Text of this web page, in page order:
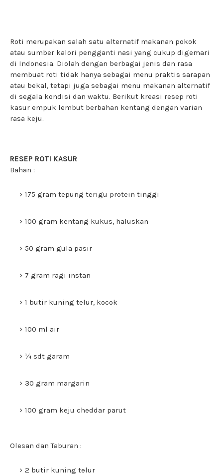
Roti merupakan salah satu alternatif makanan pokok
atau sumber kalori pengganti nasi yang cukup digemari
di Indonesia. Diolah dengan berbagai jenis dan rasa
membuat roti tidak hanya sebagai menu praktis sarapan
atau bekal, tetapi juga sebagai menu makanan alternatif
di segala kondisi dan waktu. Berikut kreasi resep roti
kasur empuk lembut berbahan kentang dengan varian
rasa keju.
RESEP ROTI KASUR
Bahan :
175 gram tepung terigu protein tinggi
100 gram kentang kukus, haluskan
50 gram gula pasir
7 gram ragi instan
1 butir kuning telur, kocok
100 ml air
¼ sdt garam
30 gram margarin
100 gram keju cheddar parut
Olesan dan Taburan :
2 butir kuning telur